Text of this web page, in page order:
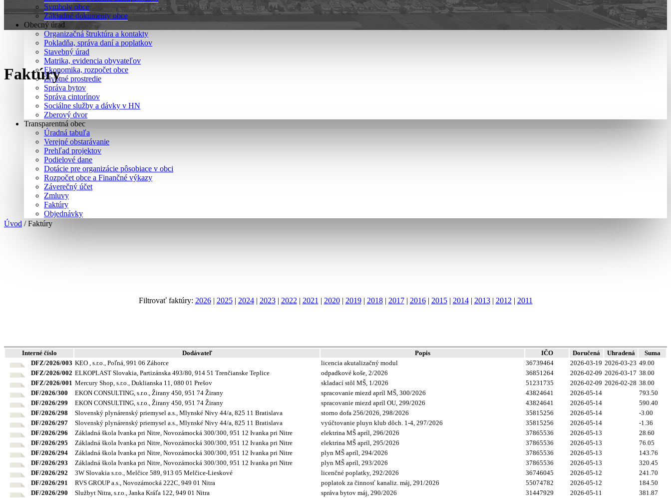
Symboly obce
Základné dokumenty obce
Obecný úrad
Organizačná štruktúra a kontakty
Pokladňa, správa daní a poplatkov
Stavebný úrad
Matrika, evidencia obyvateľov
Ekonomika, rozpočet obce
Životné prostredie
Správa bytov
Správa cintorínov
Sociálne služby a dávky v HN
Zberový dvor
Transparentná obec
Úradná tabuľa
Verejné obstarávanie
Prehľad projektov
Podielové dane
Dotácie pre organizácie pôsobiace v obci
Rozpočet obce a Finančné výkazy
Záverečný účet
Zmluvy
Faktúry
Objednávky
Faktúry
Úvod /Faktúry
Filtrovať faktúry: 2026| 2025| 2024| 2023| 2022 | 2021 | 2020| 2019| 2018| 2017| 2016| 2015| 2014| 2013| 2012 | 2011
Interné číslo Dodávateľ Popis IČO Doručená Uhradená
Suma
DFZ/2026/003 KEO , s.r.o., Poľná, 991 06 Záhorce licencia akutalizačný modul 36739464 2026-03-19 2026-03-23 49.00
DFZ/2026/002 ELKOPLAST Slovakia, Partizánska 493/80, 914 51 Trenčianske Teplice odpadkové koše, 2/2026 36851264 2026-02-09 2026-03-17 38.00
DFZ/2026/001 Mercury Shop, s.r.o., Duklianska 11, 080 01 Prešov skladací stôl MŠ, 1/2026 51231735 2026-02-09 2026-02-28 38.00
DF/2026/300
EKON CONSULTING, s.r.o., Žirany 450, 951 74 Žirany spracovanie miezd apríl MŠ, 300/2026 43824641 2026-05-14
793.50
DF/2026/299
EKON CONSULTING, s.r.o., Žirany 450, 951 74 Žirany spracovanie miezd apríl OU, 299/2026 43824641 2026-05-14
590.40
DF/2026/298
Slovenský plynárenský priemysel a.s., Mlynské Nivy 44/a, 825 11 Bratislava storno dofa 256/2026, 298/2026 35815256 2026-05-14
-3.00
DF/2026/297
Slovenský plynárenský priemysel a.s., Mlynské Nivy 44/a, 825 11 Bratislava vyúčtovanie pluyn klub dôch. 1-4, 297/2026 35815256 2026-05-14
-1.36
DF/2026/296
Základná škola Ivanka pri Nitre, Novozámocká 300/300, 951 12 Ivanka pri Nitre elektrina MŠ apríl, 296/2026 37865536 2026-05-13
28.60
DF/2026/295
Základná škola Ivanka pri Nitre, Novozámocká 300/300, 951 12 Ivanka pri Nitre elektrina MŠ apríl, 295/2026 37865536 2026-05-13
76.05
DF/2026/294
Základná škola Ivanka pri Nitre, Novozámocká 300/300, 951 12 Ivanka pri Nitre plyn MŠ apríl, 294/2026 37865536 2026-05-13
143.76
DF/2026/293
Základná škola Ivanka pri Nitre, Novozámocká 300/300, 951 12 Ivanka pri Nitre plyn MŠ apríl, 293/2026 37865536 2026-05-13
320.45
DF/2026/292
3W Slovakia s.r.o., Melčice 589, 913 05 Melčice-Lieskové licenčné poplatky, 292/2026 36746045 2026-05-12
241.70
DF/2026/291
RVS GROUP a.s., Novozámocká 222C, 949 01 Nitra poplatok za činnosť kanaliz. máj, 291/2026 55074782 2026-05-12
184.50
DF/2026/290
Službyt Nitra, s.r.o., Janka Kráľa 122, 949 01 Nitra správa bytov máj, 290/2026 31447929 2026-05-11
381.87